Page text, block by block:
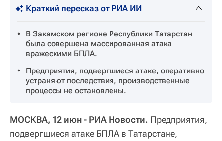
Краткий пересказ от РИА ИИ
В Закамском регионе Республики Татарстан
была совершена массированная атака
вражескими БПЛА.
Предприятия, подвергшиеся атаке, оперативно
устраняют последствия, производственные
процессы не остановлены.
МОСКВА, 12 июн - РИА Новости. Предприятия,
подвергшиеся атаке БПЛА в Татарстане,